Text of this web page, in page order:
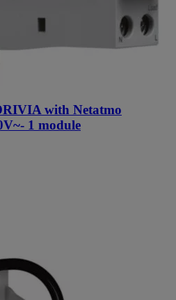
with Netatmo
1 module